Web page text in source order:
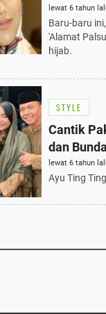
lewat 6 tahun
Baru-baru
'Alamat
hijab.
STYLE
Cantik
dan
lewat 6 tahun
Ayu Ting